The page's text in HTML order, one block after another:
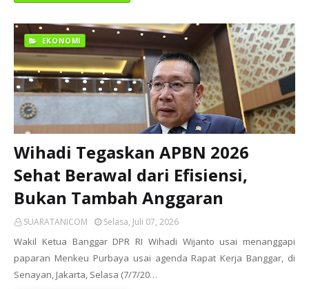
EKONOMI
Wihadi Tegaskan APBN 2026
Sehat Berawal dari Efisiensi,
Bukan Tambah Anggaran
SUARATANICOM Selasa, Juli 07, 2026
Wakil Ketua Banggar DPR RI Wihadi Wijanto usai menanggapi
paparan Menkeu Purbaya usai agenda Rapat Kerja Banggar, di
Senayan, Jakarta, Selasa (7/7/20…